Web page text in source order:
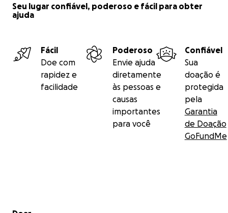
Seu lugar confiável, poderoso e fácil para obter
ajuda
Fácil
Doe com
rapidez e
facilidade
Poderoso
Envie ajuda
diretamente
às pessoas e
causas
importantes
para você
Confiável
Sua
doação é
protegida
pela
Garantia
de Doação
GoFundMe
Menu secundário